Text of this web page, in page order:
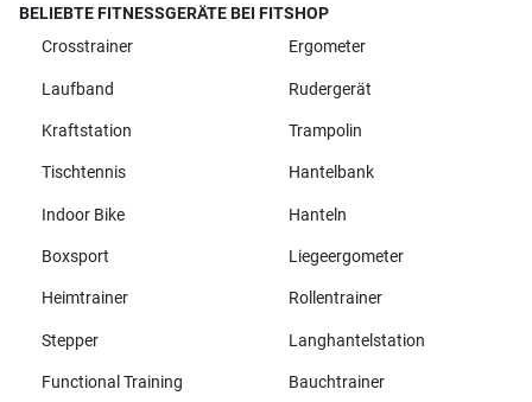
BELIEBTE FITNESSGERÄTE BEI FITSHOP
Crosstrainer
Ergometer
Laufband Rudergerät
Kraftstation Trampolin
Tischtennis Hantelbank
Indoor Bike Hanteln
Boxsport Liegeergometer
Heimtrainer Rollentrainer
Stepper Langhantelstation
Functional Training Bauchtrainer